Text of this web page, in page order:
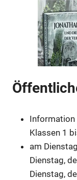
Information
Klassen 1
am
Dienstag,
Dienstag,